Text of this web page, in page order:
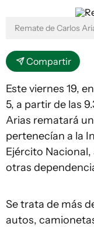
Remate de Carlos
Compartir
Este viernes 19,
5, a partir de las
Arias rematará
pertenecían a la
Ejército
otras
Se trata de más
autos,